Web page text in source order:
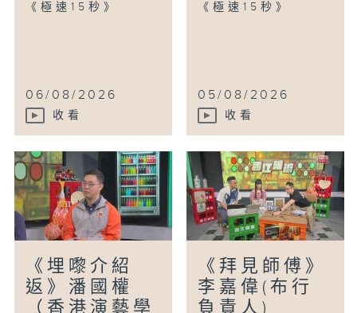
《極速15秒》
06/08/2026
收看
《極速15秒》
05/08/2026
收看
《埋嚟介紹
返》潘國權
（香港演藝學
《拜見師傅》
李嘉偉(布行
負責人)